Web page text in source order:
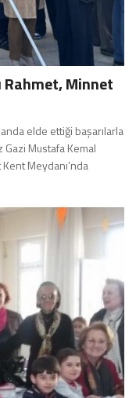
Rahmet, Minnet
elde ettiği başarılarla
Mustafa Kemal
Kent Meydanı’nda